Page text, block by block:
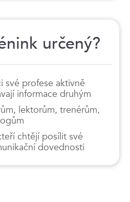
určený?
své profese aktivně
informace druhým
lektorům, trenérům,
chtějí posílit své
dovednosti